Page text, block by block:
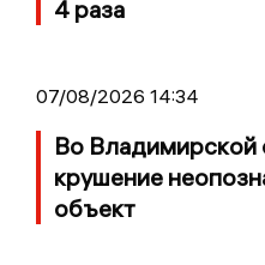
4 раза
07/08/2026 14:34
Во Владимирской
крушение
объект